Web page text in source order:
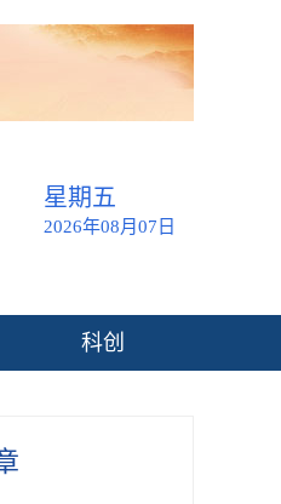
星期五
2026年08月07日
科创